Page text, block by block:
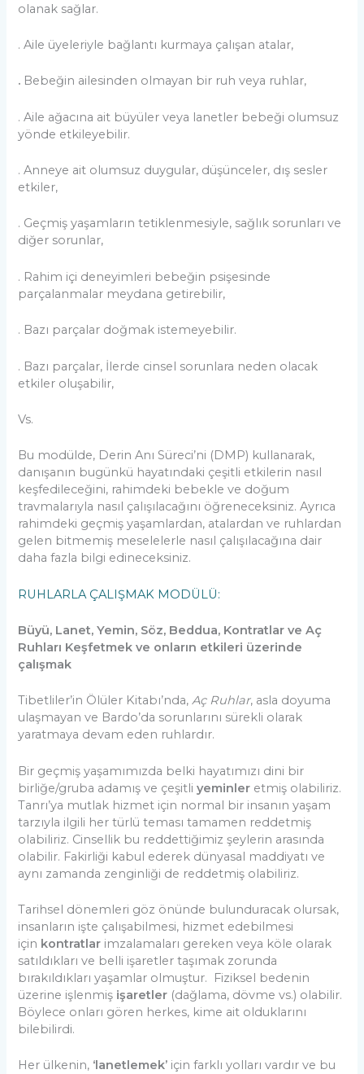
olanak sağlar.
. Aile üyeleriyle bağlantı kurmaya çalışan atalar,
. Bebeğin ailesinden olmayan bir ruh veya ruhlar,
. Aile ağacına ait büyüler veya lanetler bebeği olumsuz
yönde etkileyebilir.
. Anneye ait olumsuz duygular, düşünceler, dış sesler
etkiler,
. Geçmiş yaşamların tetiklenmesiyle, sağlık sorunları ve
diğer sorunlar,
. Rahim içi deneyimleri bebeğin psişesinde
parçalanmalar meydana getirebilir,
. Bazı parçalar doğmak istemeyebilir.
. Bazı parçalar, İlerde cinsel sorunlara neden olacak
etkiler oluşabilir,
Vs.
Bu modülde, Derin Anı Süreci’ni (DMP) kullanarak,
danışanın bugünkü hayatındaki çeşitli etkilerin nasıl
keşfedileceğini, rahimdeki bebekle ve doğum
travmalarıyla nasıl çalışılacağını öğreneceksiniz. Ayrıca
rahimdeki geçmiş yaşamlardan, atalardan ve ruhlardan
gelen bitmemiş meselelerle nasıl çalışılacağına dair
daha fazla bilgi edineceksiniz.
RUHLARLA ÇALIŞMAK MODÜLÜ:
Büyü, Lanet, Yemin, Söz, Beddua, Kontratlar ve Aç
Ruhları Keşfetmek ve onların etkileri üzerinde
çalışmak
Tibetliler’in Ölüler Kitabı’nda,Aç Ruhlar, asla doyuma
ulaşmayan ve Bardo’da sorunlarını sürekli olarak
yaratmaya devam eden ruhlardır.
Bir geçmiş yaşamımızda belki hayatımızı dini bir
birliğe/gruba adamış ve çeşitliyeminler etmiş olabiliriz.
Tanrı’ya mutlak hizmet için normal bir insanın yaşam
tarzıyla ilgili her türlü teması tamamen reddetmiş
olabiliriz. Cinsellik bu reddettiğimiz şeylerin arasında
olabilir. Fakirliği kabul ederek dünyasal maddiyatı ve
aynı zamanda zenginliği de reddetmiş olabiliriz.
Tarihsel dönemleri göz önünde bulunduracak olursak,
insanların işte çalışabilmesi, hizmet edebilmesi
için kontratlar imzalamaları gereken veya köle olarak
satıldıkları ve belli işaretler taşımak zorunda
bırakıldıkları yaşamlar olmuştur. Fiziksel bedenin
üzerine işlenmiş işaretler (dağlama, dövme vs.) olabilir.
Böylece onları gören herkes, kime ait olduklarını
bilebilirdi.
Her ülkenin, ‘lanetlemek’ için farklı yolları vardır ve bu